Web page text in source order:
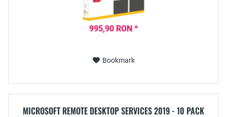
995,90 RON *
Bookmark
MICROSOFT REMOTE DESKTOP SERVICES 2019 - 10 PACK